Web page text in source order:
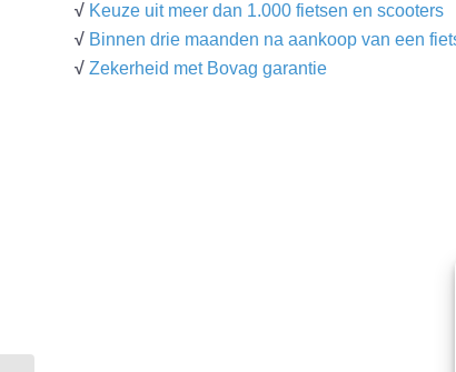
√ Keuze uit meer dan 1.000 fietsen en scooters
√ Binnen drie maanden na aankoop van een
√ Zekerheid met Bovag garantie